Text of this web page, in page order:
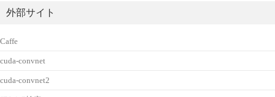
外部サイト
Caffe
cuda-convnet
cuda-convnet2